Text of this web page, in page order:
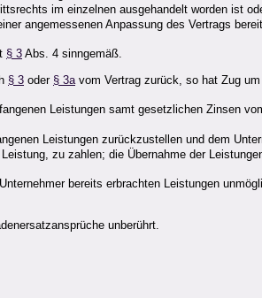
im einzelnen ausgehandelt worden ist
angemessenen Anpassung des Vertrags
§ 3 Abs. 4 sinngemäß.
§ 3 oder § 3avom Vertrag zurück, so hat Zug um
Leistungen samt gesetzlichen Zinsen
Leistungen zurückzustellen und dem
zu zahlen; die Übernahme der
bereits erbrachten Leistungen
unberührt.